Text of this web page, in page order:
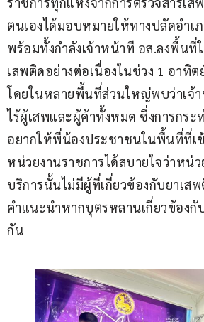
ตนเองได้มอบหมายให้ทางปลัดอำเ
พร้อมทั้งกำลังเจ้าหน้าที อส.ลงพื้นที่
เสพติดอย่างต่อเนื่องในช่วง 1 อาทิ
โดยในหลายพื้นที่ส่วนใหญ่พบว่าเจ้
ไร้ผู้เสพและผู้ค้าทั้งหมด ซึ่งการกระ
อยากให้พี่น้องประชาชนในพื้นที่ที่เ
หน่วยงานราชการได้สบายใจว่าหน่ว
บริการนั้นไม่มีผู้ที่เกี่ยวข้องกับยาเส
คำแนะนำหากบุตรหลานเกี่ยวข้องกั
กัน